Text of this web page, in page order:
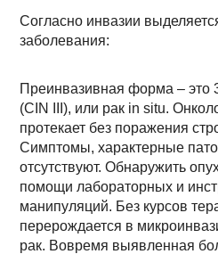
Согласно инвазии
заболевания:
Преинвазивная форма – это
(CIN III), или рак in situ.
протекает без поражения
Симптомы, характерные
отсутствуют. Обнаружить
помощи лабораторных и
манипуляций. Без курсов
перерождается в
рак. Вовремя выявленная